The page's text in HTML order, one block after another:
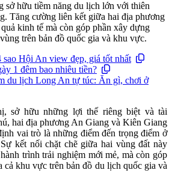
sở hữu tiềm năng du lịch lớn với thiên
Tăng cường liên kết giữa hai địa phương
kinh tế mà còn góp phần xây dựng
trên bản đồ quốc gia và khu vực.
sao Hội An view đẹp, giá tốt nhất
1 đêm bao nhiêu tiền?
du lịch Long An tự túc: Ăn gì, chơi ở
sở hữu những lợi thế riêng biệt và tài
hai địa phương An Giang và Kiên Giang
vai trò là những điểm đến trọng điểm ở
kết nối chặt chẽ giữa hai vùng đất này
trình trải nghiệm mới mẻ, mà còn góp
cả khu vực trên bản đồ du lịch quốc gia và